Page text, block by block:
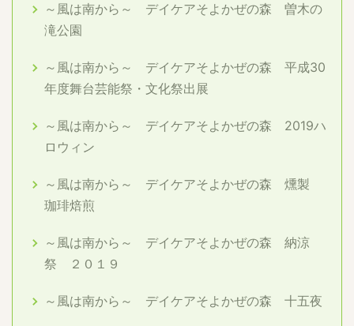
～風は南から～ デイケアそよかぜの森 曽木の
滝公園
～風は南から～ デイケアそよかぜの森 平成30
年度舞台芸能祭・文化祭出展
～風は南から～ デイケアそよかぜの森 2019ハ
ロウィン
～風は南から～ デイケアそよかぜの森 燻製
珈琲焙煎
～風は南から～ デイケアそよかぜの森 納涼
祭 ２０１９
～風は南から～ デイケアそよかぜの森 十五夜